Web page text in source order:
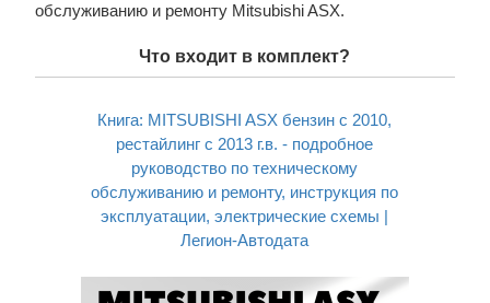
обслуживанию и ремонту Mitsubishi ASX.
Что входит в комплект?
Книга: MITSUBISHI ASX бензин с 2010,
рестайлинг с 2013 г.в. - подробное
руководство по техническому
обслуживанию и ремонту, инструкция по
эксплуатации, электрические схемы |
Легион-Aвтодата